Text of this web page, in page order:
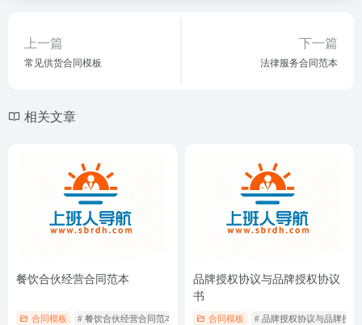
上一篇
常见供货合同模板
下一篇
法律服务合同范本
相关文章
餐饮合伙经营合同范本
合同模板 # 餐饮合伙经营合同范本
品牌授权协议与品牌授权协议
书
合同模板 # 品牌授权协议与品牌授权